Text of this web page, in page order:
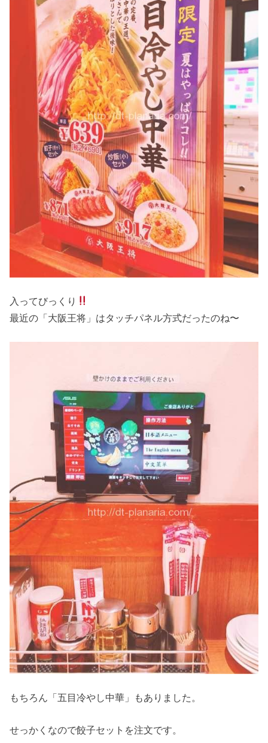
入ってびっくり
最近の「大阪王将」はタッチパネル方式だったのね〜
もちろん「五目冷やし中華」もありました。
せっかくなので餃子セットを注文です。